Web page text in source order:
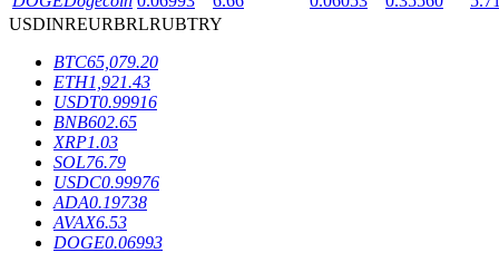
Khóa BTR
Đầu tư độc quyền cho người nắm giữ BTR
USDINREURBRLRUBTRY
BTC65,079.20
ETH1,921.43
USDT0.99916
BNB602.65
XRP1.03
SOL76.79
USDC0.99976
ADA0.19738
AVAX6.53
DOGE0.06993